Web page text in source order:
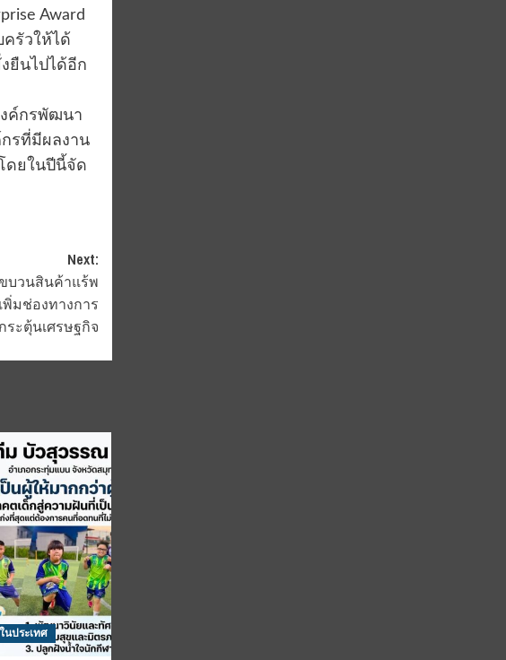
Award
รัวให้ได้
ยืนไปได้อีก
งค์กรพัฒนา
รที่มีผลงาน
ดยในปีนี้จัด
Next:
ขบวนสินค้าแร้พ
มช่องทางการ
ระตุ้นเศรษฐกิจ
ในประเทศ